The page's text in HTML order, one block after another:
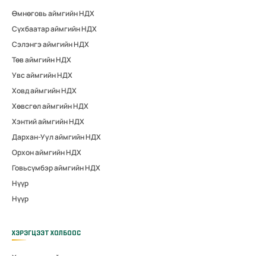
Өмнөговь аймгийн НДХ
Сүхбаатар аймгийн НДХ
Сэлэнгэ аймгийн НДХ
Төв аймгийн НДХ
Увс аймгийн НДХ
Ховд аймгийн НДХ
Хөвсгөл аймгийн НДХ
Хэнтий аймгийн НДХ
Дархан-Уул аймгийн НДХ
Орхон аймгийн НДХ
Говьсүмбэр аймгийн НДХ
Нүүр
Нүүр
ХЭРЭГЦЭЭТ ХОЛБООС